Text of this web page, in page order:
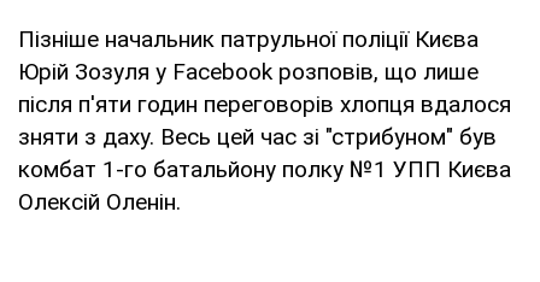
Пізніше начальник патрульної поліції Києва
Юрій Зозуля у Facebook розповів, що лише
після п'яти годин переговорів хлопця вдалося
зняти з даху. Весь цей час зі "стрибуном" був
комбат 1-го батальйону полку №1 УПП Києва
Олексій Оленін.